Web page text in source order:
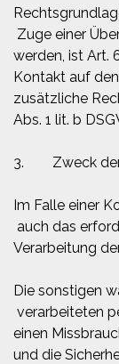
Zuge einer
werden, ist Art.
Kontakt auf
zusätzliche
Abs. 1 lit. b
3. Zweck der
Im Falle einer
auch das
Verarbeitung
Die sonstigen
verarbeiteten
einen
und die